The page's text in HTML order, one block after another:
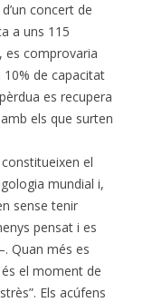
concert de
a uns 115
es comprovaria
de capacitat
es recupera
els que surten
el
mundial i,
sense tenir
pensat i es
Quan més es
el moment de
Els acúfens